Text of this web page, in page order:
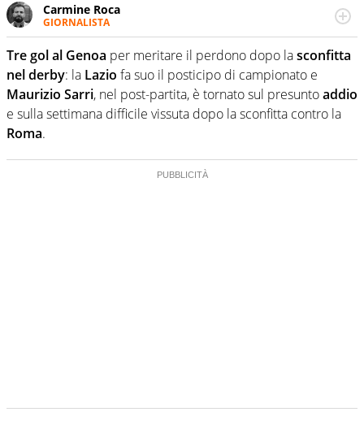
Carmine Roca
GIORNALISTA
Giornalista pubblicista, appassionato di calcio in tutte le
sue sfaccettature, con una particolare predilezione per i
campionati minori.
Tre gol al Genoa per meritare il perdono dopo lasconfitta
nel derby: la Lazio fa suo il posticipo di campionato e
Maurizio Sarri, nel post-partita, è tornato sul presuntoaddio
e sulla settimana difficile vissuta dopo la sconfitta contro la
Roma.